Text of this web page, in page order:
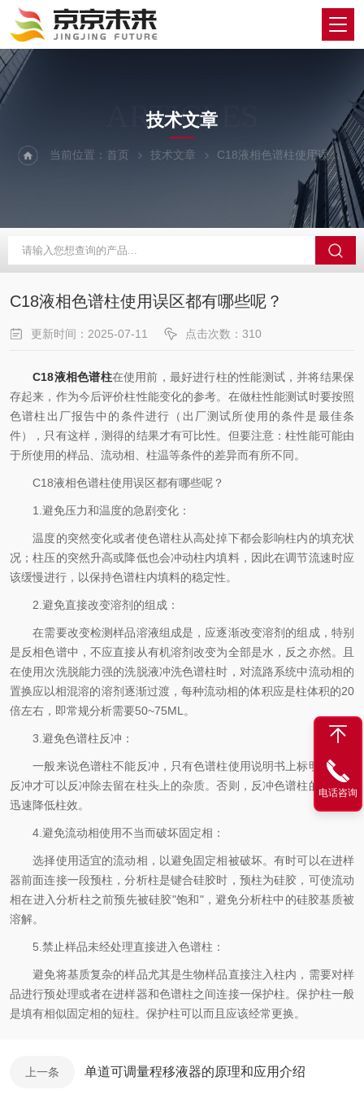
ARTICLES
技术文章
当前位置：首页 技术文章 C18液相色谱柱使用误区都有哪些呢？
C18液相色谱柱使用误区都有哪些呢？
更新时间：2025-07-11 点击次数：310
C18液相色谱柱在使用前，最好进行柱的性能测试，并将结果保
存起来，作为今后评价柱性能变化的参考。在做柱性能测试时要按照
色谱柱出厂报告中的条件进行（出厂测试所使用的条件是最佳条
件），只有这样，测得的结果才有可比性。但要注意：柱性能可能由
于所使用的样品、流动相、柱温等条件的差异而有所不同。
C18液相色谱柱使用误区都有哪些呢？
1.避免压力和温度的急剧变化：
温度的突然变化或者使色谱柱从高处掉下都会影响柱内的填充状
况；柱压的突然升高或降低也会冲动柱内填料，因此在调节流速时应
该缓慢进行，以保持色谱柱内填料的稳定性。
2.避免直接改变溶剂的组成：
在需要改变检测样品溶液组成是，应逐渐改变溶剂的组成，特别
是反相色谱中，不应直接从有机溶剂改变为全部是水，反之亦然。且
在使用次洗脱能力强的洗脱液冲洗色谱柱时，对流路系统中流动相的
置换应以相混溶的溶剂逐渐过渡，每种流动相的体积应是柱体积的20
倍左右，即常规分析需要50~75ML。
3.避免色谱柱反冲：
一般来说色谱柱不能反冲，只有色谱柱使用说明书上标明该柱可
反冲才可以反冲除去留在柱头上的杂质。否则，反冲色谱柱的影响是
迅速降低柱效。
4.避免流动相使用不当而破坏固定相：
选择使用适宜的流动相，以避免固定相被破坏。有时可以在进样
器前面连接一段预柱，分析柱是键合硅胶时，预柱为硅胶，可使流动
相在进入分析柱之前预先被硅胶"饱和"，避免分析柱中的硅胶基质被
溶解。
5.禁止样品未经处理直接进入色谱柱：
避免将基质复杂的样品尤其是生物样品直接注入柱内，需要对样
品进行预处理或者在进样器和色谱柱之间连接一保护柱。保护柱一般
是填有相似固定相的短柱。保护柱可以而且应该经常更换。
上一条 单道可调量程移液器的原理和应用介绍
电话咨询